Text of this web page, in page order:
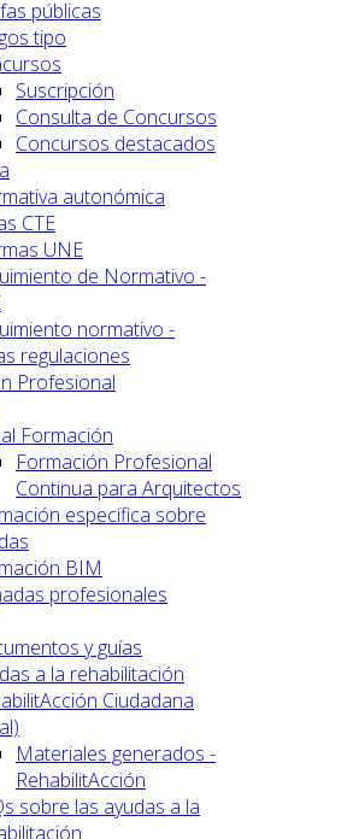
públicas
tipo
Suscripción
Consulta de Concursos
Concursos destacados
autonómica
CTE
UNE
de Normativo -
normativo -
regulaciones
Profesional
Formación
Formación Profesional
Continua para Arquitectos
específica sobre
BIM
profesionales
y guías
a la rehabilitación
Ciudadana
Materiales generados -
RehabilitAcción
sobre las ayudas a la